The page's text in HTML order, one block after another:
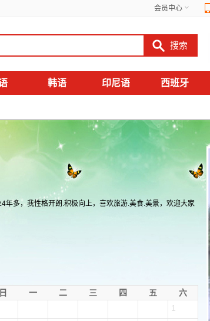
会员中心
韩语 印尼语 西班牙
多，我性格开朗.积极向上，喜欢旅游.美食.美景，欢迎大家
日 一 二 三 四 五 六
1